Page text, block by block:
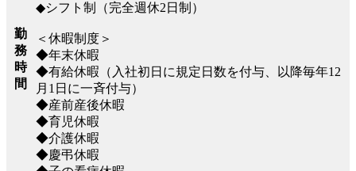
勤
務
時
間
◆シフト制（完全週休2日制）
＜休暇制度＞
◆年末休暇
◆有給休暇（入社初日に規定日数を付与、以降毎年12
月1日に一斉付与）
◆産前産後休暇
◆育児休暇
◆介護休暇
◆慶弔休暇